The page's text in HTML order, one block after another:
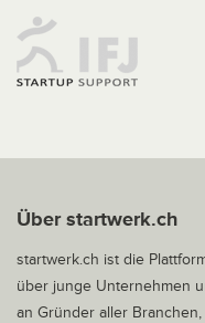
Über startwerk.ch
startwerk.ch ist die
über junge Unternehmen
an Gründer aller